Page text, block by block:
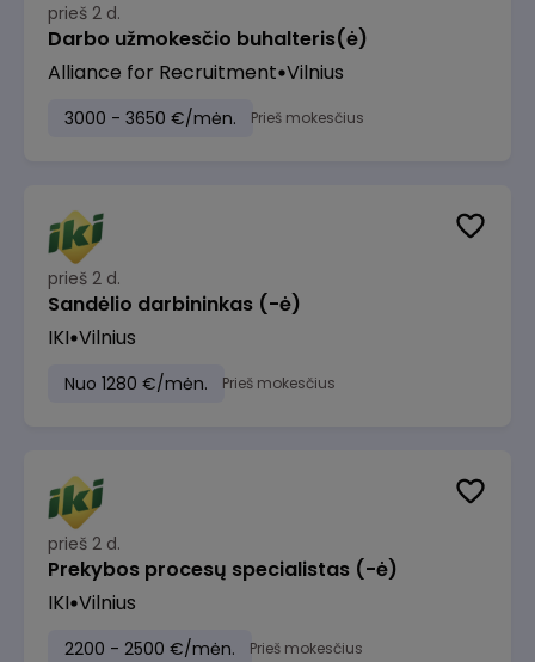
prieš 2 d.
Darbo užmokesčio buhalteris(ė)
Alliance for Recruitment Vilnius
3000 - 3650 €/mėn. Prieš mokesčius
prieš 2 d.
Sandėlio darbininkas (-ė)
IKI Vilnius
Nuo 1280 €/mėn. Prieš mokesčius
prieš 2 d.
Prekybos procesų specialistas (-ė)
IKI Vilnius
2200 - 2500 €/mėn. Prieš mokesčius